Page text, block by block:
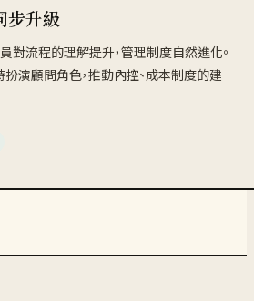
步升級
對流程的理解提升，管理制度自然進化。
演顧問角色，推動內控、成本制度的建